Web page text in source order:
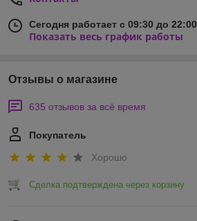
Сегодня работает с 09:30 до 22:00
Показать весь график работы
Отзывы о магазине
635 отзывов за всё время
Покупатель
Хорошо
Сделка подтверждена через корзину